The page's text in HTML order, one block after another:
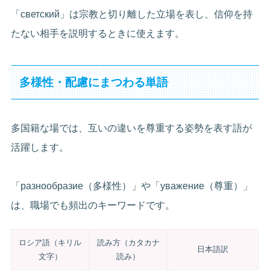
「светский」は宗教と切り離した立場を表し、信仰を持
たない相手を説明するときに使えます。
多様性・配慮にまつわる単語
多国籍な場では、互いの違いを尊重する姿勢を表す語が
活躍します。
「разнообразие（多様性）」や「уважение（尊重）」
は、職場でも頻出のキーワードです。
ロシア語（キリル
文字）
読み方（カタカナ
読み）
日本語訳